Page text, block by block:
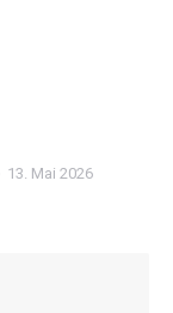
13. Mai 2026